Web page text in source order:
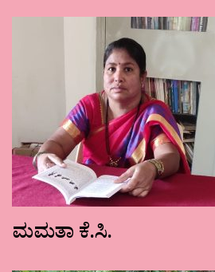
ಮಮತಾ ಕೆ.ಸಿ.